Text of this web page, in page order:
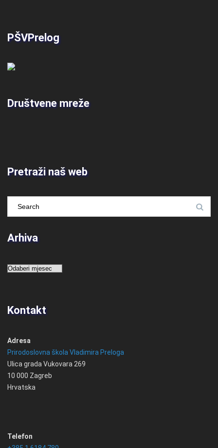
PŠVPrelog
Društvene mreže
Pretraži naš web
Arhiva
Arhiva
Kontakt
Adresa
Prirodoslovna škola Vladimira Preloga
Ulica grada Vukovara 269
10 000 Zagreb
Hrvatska
Telefon